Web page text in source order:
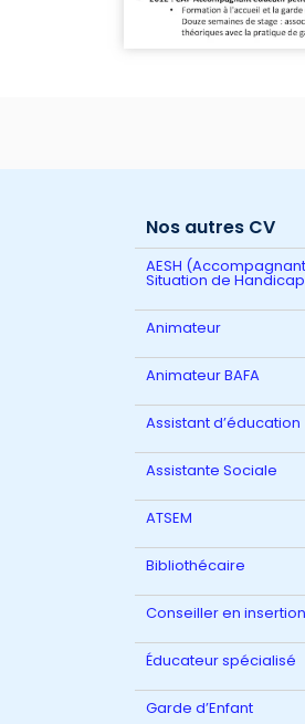
Nos autres CV
AESH
Situation de
Animateur
Animateur BAFA
Assistant d’éducation
Assistante Sociale
ATSEM
Bibliothécaire
Conseiller en
Éducateur spécialisé
Garde d’Enfant